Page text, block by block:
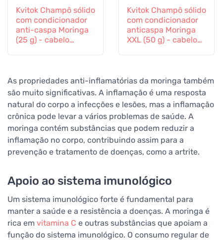
Kvitok Champô sólido
com condicionador
anti-caspa Moringa
(25 g) - cabelo
Kvitok Champô sólido
com condicionador
anticaspa Moringa
XXL (50 g) - cabelo
As propriedades anti-inflamatórias da moringa também
são muito significativas. A inflamação é uma resposta
natural do corpo a infecções e lesões, mas a inflamação
crônica pode levar a vários problemas de saúde. A
moringa contém substâncias que podem reduzir a
inflamação no corpo, contribuindo assim para a
prevenção e tratamento de doenças, como a artrite.
Apoio ao sistema imunológico
Um sistema imunológico forte é fundamental para
manter a saúde e a resistência a doenças. A moringa é
rica em vitamina C e outras substâncias que apoiam a
função do sistema imunológico. O consumo regular de